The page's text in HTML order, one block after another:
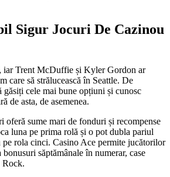
Sigur Jocuri De Cazinou
iar Trent McDuffie și Kyler Gordon ar
care să strălucească în Seattle. De
găsiți cele mai bune opțiuni și cunosc
de asta, de asemenea.
oferă sume mari de fonduri și recompense
luna pe prima rolă și o pot dubla pariul
rola cinci. Casino Ace permite jucătorilor
săptămânale în numerar, case
Rock.